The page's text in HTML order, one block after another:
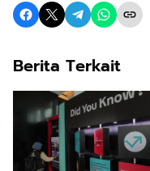
Berita Terkait